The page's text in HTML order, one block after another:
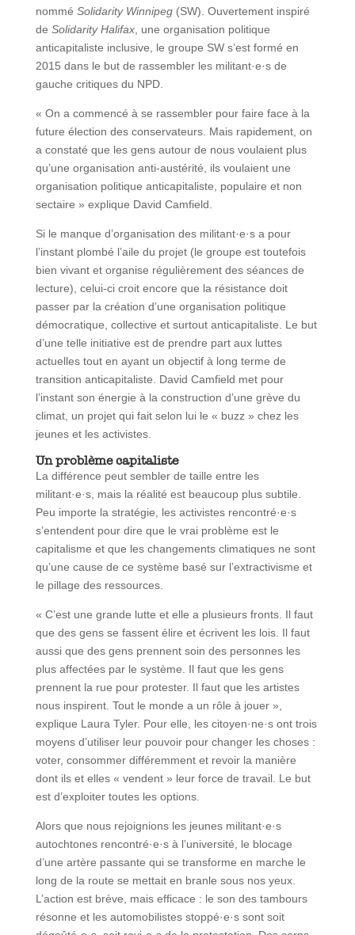
nommé Solidarity Winnipeg(SW). Ouvertement inspiré
de Solidarity Halifax, une organisation politique
anticapitaliste inclusive, le groupe SW s’est formé en
2015 dans le but de rassembler les militant·e·s de
gauche critiques du NPD.
« On a commencé à se rassembler pour faire face à la
future élection des conservateurs. Mais rapidement, on
a constaté que les gens autour de nous voulaient plus
qu’une organisation anti-austérité, ils voulaient une
organisation politique anticapitaliste, populaire et non
sectaire » explique David Camfield.
Si le manque d’organisation des militant·e·s a pour
l’instant plombé l’aile du projet (le groupe est toutefois
bien vivant et organise régulièrement des séances de
lecture), celui-ci croit encore que la résistance doit
passer par la création d’une organisation politique
démocratique, collective et surtout anticapitaliste. Le but
d’une telle initiative est de prendre part aux luttes
actuelles tout en ayant un objectif à long terme de
transition anticapitaliste. David Camfield met pour
l’instant son énergie à la construction d’une grève du
climat, un projet qui fait selon lui le « buzz » chez les
jeunes et les activistes.
Un problème capitaliste
La différence peut sembler de taille entre les
militant·e·s, mais la réalité est beaucoup plus subtile.
Peu importe la stratégie, les activistes rencontré·e·s
s’entendent pour dire que le vrai problème est le
capitalisme et que les changements climatiques ne sont
qu’une cause de ce système basé sur l’extractivisme et
le pillage des ressources.
« C’est une grande lutte et elle a plusieurs fronts. Il faut
que des gens se fassent élire et écrivent les lois. Il faut
aussi que des gens prennent soin des personnes les
plus affectées par le système. Il faut que les gens
prennent la rue pour protester. Il faut que les artistes
nous inspirent. Tout le monde a un rôle à jouer »,
explique Laura Tyler. Pour elle, les citoyen·ne·s ont trois
moyens d’utiliser leur pouvoir pour changer les choses :
voter, consommer différemment et revoir la manière
dont ils et elles « vendent » leur force de travail. Le but
est d’exploiter toutes les options.
Alors que nous rejoignions les jeunes militant·e·s
autochtones rencontré·e·s à l’université, le blocage
d’une artère passante qui se transforme en marche le
long de la route se mettaiten branle sous nos yeux.
L’action est brève, mais efficace : le son des tambours
résonne et les automobilistes stoppé·e·s sont soit